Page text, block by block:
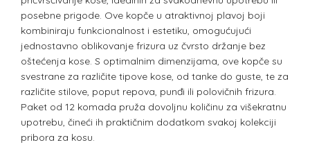
posebne prigode. Ove kopče u atraktivnoj plavoj boji
kombiniraju funkcionalnost i estetiku, omogućujući
jednostavno oblikovanje frizura uz čvrsto držanje bez
oštećenja kose. S optimalnim dimenzijama, ove kopče su
svestrane za različite tipove kose, od tanke do guste, te za
različite stilove, poput repova, punđi ili polovičnih frizura.
Paket od 12 komada pruža dovoljnu količinu za višekratnu
upotrebu, čineći ih praktičnim dodatkom svakoj kolekciji
pribora za kosu.